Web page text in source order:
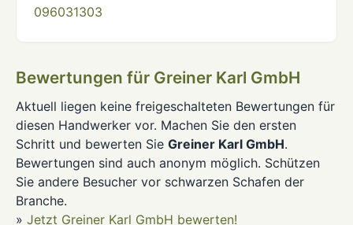
096031303
Bewertungen für Greiner Karl GmbH
Aktuell liegen keine freigeschalteten Bewertungen für
diesen Handwerker vor. Machen Sie den ersten
Schritt und bewerten Sie Greiner Karl GmbH.
Bewertungen sind auch anonym möglich. Schützen
Sie andere Besucher vor schwarzen Schafen der
Branche.
» Jetzt Greiner Karl GmbH bewerten!